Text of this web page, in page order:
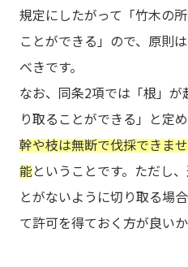
規定にしたがって「竹木の
ことができる」ので、原則
べきです。
なお、同条2項では「根」
り取ることができる」と定め
幹や枝は無断で伐採できま
能ということです。ただし
とがないように切り取る場
て許可を得ておく方が良い